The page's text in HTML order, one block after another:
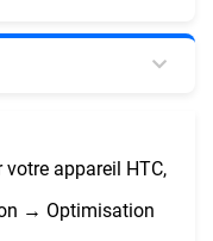
appareil HTC,
→ Optimisation